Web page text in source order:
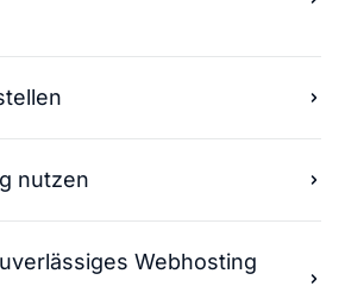
nutzen
Webhosting